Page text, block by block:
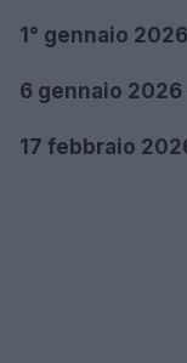
1° gennaio 2026
6 gennaio 2026
17 febbraio